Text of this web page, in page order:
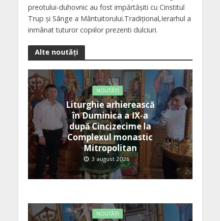
preotului-duhovnic au fost impărtășiti cu Cinstitul
Trup și Sânge a Mântuitorului.Tradițional,Ierarhul a
inmânat tuturor copiilor prezenti dulciuri.
Alte noutăți
NOUTĂȚI
Liturghie arhierească
în Duminica a IX-a
după Cincizecime la
Complexul monastic
Mitropolitan
3 august 2026
NOUTĂȚI